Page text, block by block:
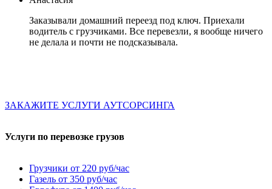
Заказывали домашний переезд под ключ. Приехали
водитель с грузчиками. Все перевезли, я вообще ничего
не делала и почти не подсказывала.
ЗАКАЖИТЕ УСЛУГИ АУТСОРСИНГА
Услуги по перевозке грузов
Грузчики от 220 руб/час
Газель от 350 руб/час